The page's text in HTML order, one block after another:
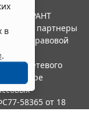
в
.
ГАРАНТ
и ее партнеры
правовой
сетевого
в сфере
58365 от 18